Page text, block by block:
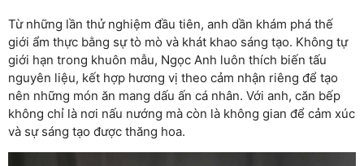
Từ những lần thử nghiệm đầu tiên, anh dần khám phá thế
giới ẩm thực bằng sự tò mò và khát khao sáng tạo. Không tự
giới hạn trong khuôn mẫu, Ngọc Anh luôn thích biến tấu
nguyên liệu, kết hợp hương vị theo cảm nhận riêng để tạo
nên những món ăn mang dấu ấn cá nhân. Với anh, căn bếp
không chỉ là nơi nấu nướng mà còn là không gian để cảm xúc
và sự sáng tạo được thăng hoa.